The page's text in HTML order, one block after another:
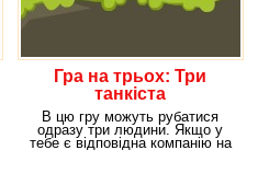
Гра на трьох: Три
танкіста
В цю гру можуть рубатися
одразу три людини. Якщо у
тебе є відповідна компанію на